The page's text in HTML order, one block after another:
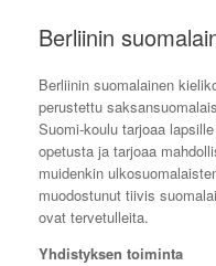
Berliinin
Berliinin suomalainen
perustettu
Suomi-koulu tarjoaa
opetusta ja tarjoaa
muidenkin
muodostunut tiivis
ovat tervetulleita.
Yhdistyksen toiminta